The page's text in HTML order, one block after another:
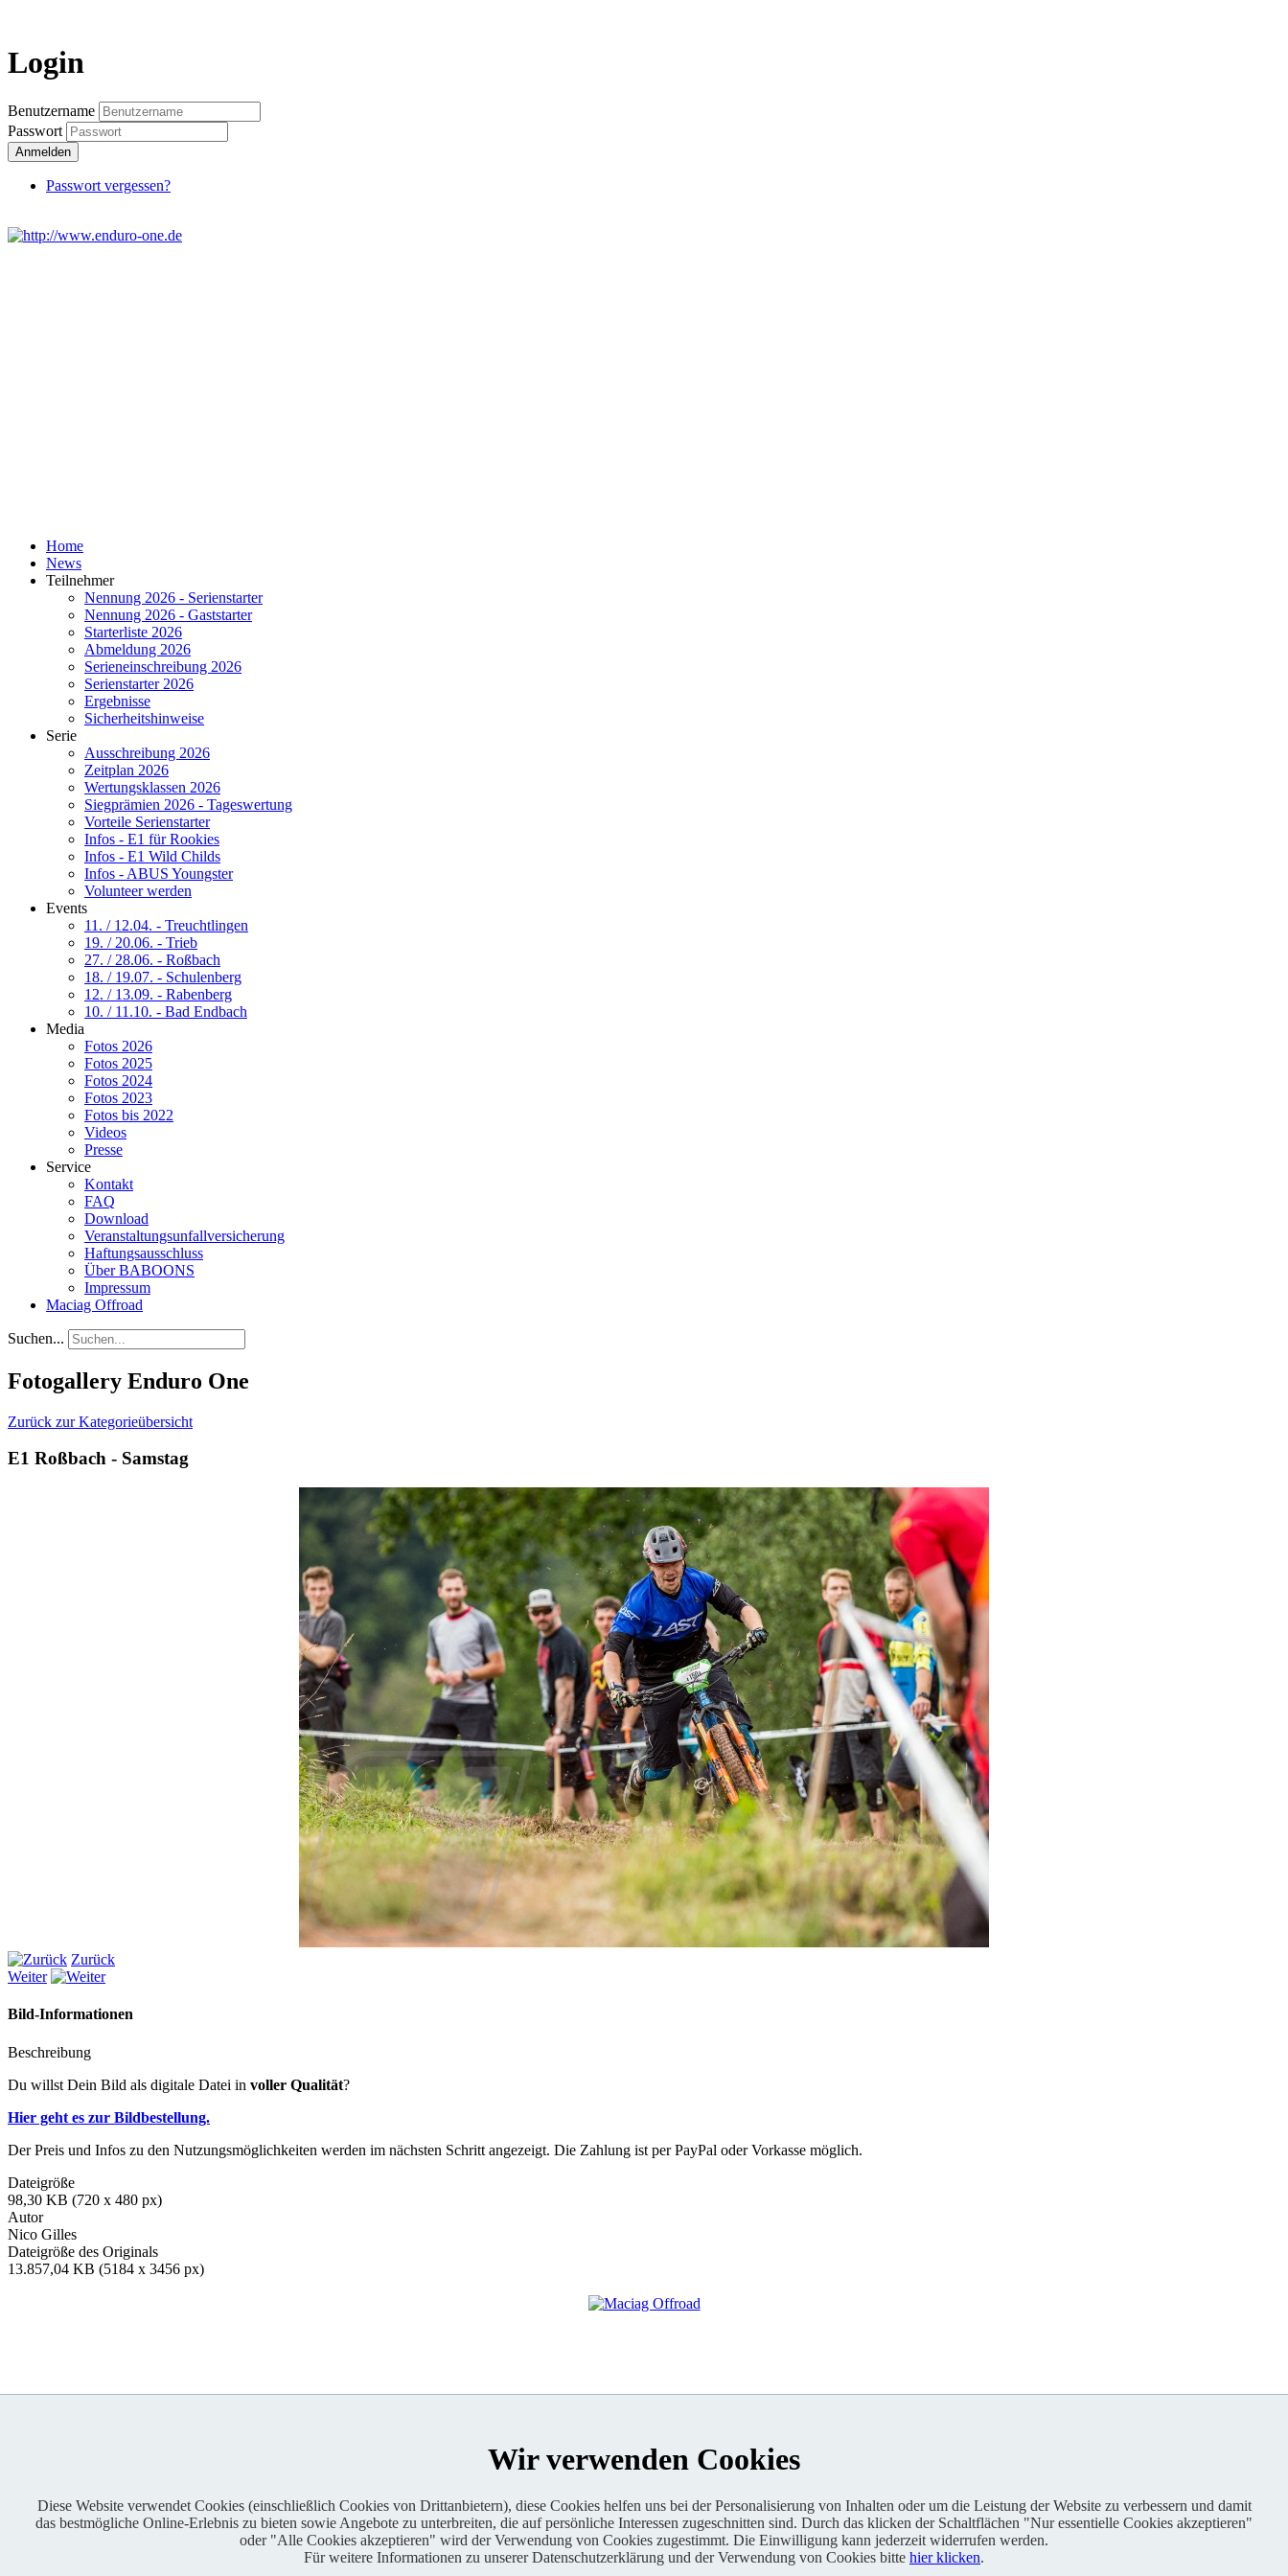
Login
Benutzername
Passwort
Anmelden
Passwort vergessen?
Home
News
Teilnehmer
Nennung 2026 - Serienstarter
Nennung 2026 - Gaststarter
Starterliste 2026
Abmeldung 2026
Serieneinschreibung 2026
Serienstarter 2026
Ergebnisse
Sicherheitshinweise
Serie
Ausschreibung 2026
Zeitplan 2026
Wertungsklassen 2026
Siegprämien 2026 - Tageswertung
Vorteile Serienstarter
Infos - E1 für Rookies
Infos - E1 Wild Childs
Infos - ABUS Youngster
Volunteer werden
Events
11. / 12.04. - Treuchtlingen
19. / 20.06. - Trieb
27. / 28.06. - Roßbach
18. / 19.07. - Schulenberg
12. / 13.09. - Rabenberg
10. / 11.10. - Bad Endbach
Media
Fotos 2026
Fotos 2025
Fotos 2024
Fotos 2023
Fotos bis 2022
Videos
Presse
Service
Kontakt
FAQ
Download
Veranstaltungsunfallversicherung
Haftungsausschluss
Über BABOONS
Impressum
Maciag Offroad
Suchen...
Fotogallery Enduro One
Zurück zur Kategorieübersicht
E1 Roßbach - Samstag
Zurück
Weiter
Bild-Informationen
Beschreibung
Du willst Dein Bild als digitale Datei in voller Qualität?
Hier geht es zur Bildbestellung.
Der Preis und Infos zu den Nutzungsmöglichkeiten werden im nächsten Schritt angezeigt. Die Zahlung ist per PayPal oder Vorkasse möglich.
Dateigröße
98,30 KB (720 x 480 px)
Autor
Nico Gilles
Dateigröße des Originals
13.857,04 KB (5184 x 3456 px)
Enduro One Series Partner
Wir verwenden Cookies
Diese Website verwendet Cookies (einschließlich Cookies von Drittanbietern), diese Cookies helfen uns bei der Personalisierung von Inhalten oder um die Leistung der Website zu verbessern und damit
das bestmögliche Online-Erlebnis zu bieten sowie Angebote zu unterbreiten, die auf persönliche Interessen zugeschnitten sind. Durch das klicken der Schaltflächen "Nur essentielle Cookies akzeptieren"
oder "Alle Cookies akzeptieren" wird der Verwendung von Cookies zugestimmt. Die Einwilligung kann jederzeit widerrufen werden.
Für weitere Informationen zu unserer Datenschutzerklärung und der Verwendung von Cookies bitte hier klicken.